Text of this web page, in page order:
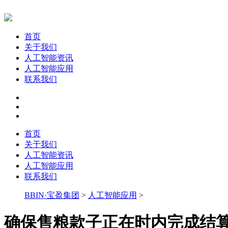
首页
关于我们
人工智能资讯
人工智能应用
联系我们
首页
关于我们
人工智能资讯
人工智能应用
联系我们
BBIN·宝盈集团 > 人工智能应用 >
确保售粮款子正在时内完成结